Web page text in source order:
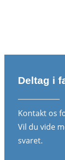
Deltag i
Kontakt os
Vil du vide
svaret.